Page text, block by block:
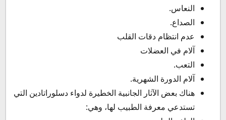
النعاس.
الصداع.
عدم انتظام دقات القلب
آلام في العضلات
التعب.
آلام الدورة الشهرية.
هناك بعض الآثار الجانبية الخطيرة لدواء دسلوراتادين التي
تستدعي معرفة الطبيب لها، وهي: